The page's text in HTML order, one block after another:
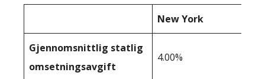
New York
Gjennomsnittlig statlig
omsetningsavgift
4.00%